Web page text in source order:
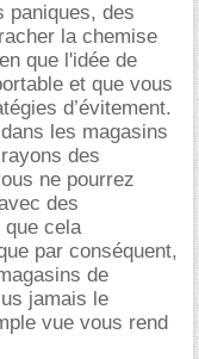
paniques, des
la chemise
que l'idée de
et que vous
d’évitement.
les magasins
des
ne pourrez
des
cela
par conséquent,
de
jamais le
vue vous rend